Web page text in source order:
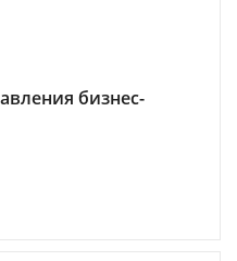
бизнес-